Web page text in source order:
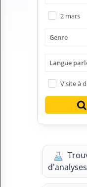
Professionnel de
Pharmacie
Questions
Clinique
2 mars
Genre
Langue
Visite à